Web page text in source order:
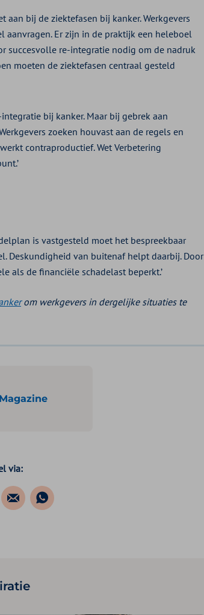
aan bij de ziektefasen bij kanker. Werkgevers
Er zijn in de praktijk een heleboel
succesvolle re-integratie nodig om de nadruk
moeten de ziektefasen centraal gesteld
bij kanker. Maar bij gebrek aan
zoeken houvast aan de regels en
contraproductief. Wet Verbetering
is vastgesteld moet het bespreekbaar
Deskundigheid van buitenaf helpt daarbij. Door
als de financiële schadelast beperkt.’
om werkgevers in dergelijke situaties te
via: